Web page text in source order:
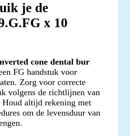
je de
x 10
cone dental bur
FG handstuk voor
Zorg voor correcte
volgens de richtlijnen van
Houd altijd rekening met
om de levensduur van